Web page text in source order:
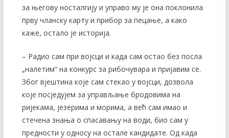
за његову носталгију и управо му је она поклонила
прву чланску карту и прибор за пецање, а како
каже, остало је историја.
– Радио сам при војсци и када сам остао без посла
„налетим“ на конкурс за рибочувара и пријавим се.
Због вјештина које сам стекао у војсци, дозвола
које посједујем за управљање бродовима на
ријекама, језерима и морима, а већ сам имао и
стечена знања о спасавању на води, био сам у
предности у односу на остале кандидате. Од када